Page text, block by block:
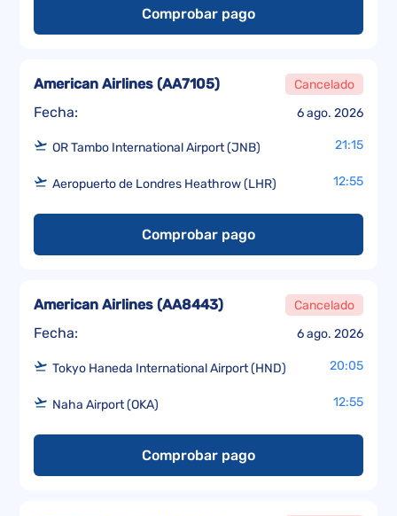
Comprobar pago
Fecha: 6 ago. 2026
American Airlines (AA7105) Cancelado
OR Tambo International Airport (JNB) 21:15
Aeropuerto de Londres Heathrow (LHR) 12:55
Comprobar pago
Fecha: 6 ago. 2026
American Airlines (AA8443) Cancelado
Tokyo Haneda International Airport (HND) 20:05
Naha Airport (OKA) 12:55
Comprobar pago